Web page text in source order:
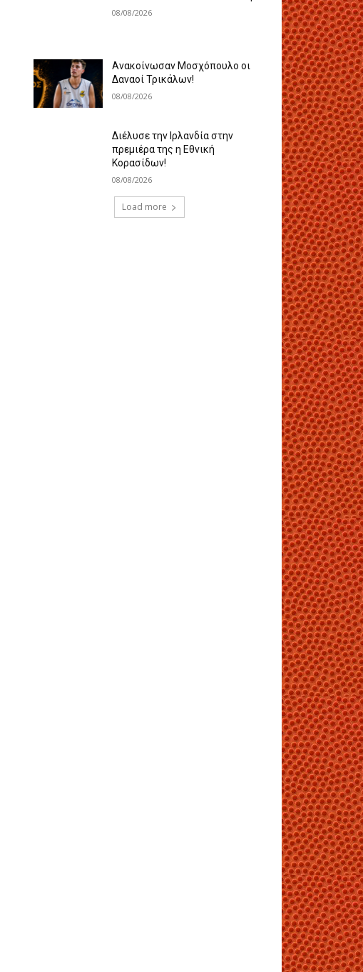
08/08/2026
Ανακοίνωσαν Μοσχόπουλο οι
Δαναοί Τρικάλων!
08/08/2026
Διέλυσε την Ιρλανδία στην
πρεμιέρα της η Εθνική
Κορασίδων!
08/08/2026
Load more